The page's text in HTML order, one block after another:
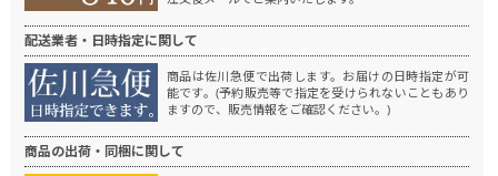
配送業者・日時指定に関して
商品は佐川急便で出荷します。 お届けの日時指定が可
能です。(予約販売等で指定を受けられないこともあり
ますので、販売情報をご確認ください。)
商品の出荷・同梱に関して